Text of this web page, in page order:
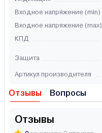
Входное напряжение (min)
Входное напряжение (max)
КПД
Защита
Артикул производителя
Отзывы Вопросы
Отзывы